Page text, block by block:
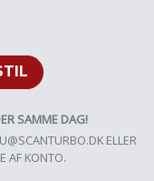
SAMME DAG!
ELLER
AF KONTO.